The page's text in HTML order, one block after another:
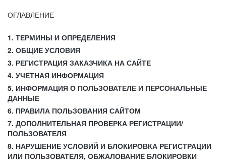
ОГЛАВЛЕНИЕ
1. ТЕРМИНЫ И ОПРЕДЕЛЕНИЯ
2. ОБЩИЕ УСЛОВИЯ
3. РЕГИСТРАЦИЯ ЗАКАЗЧИКА НА САЙТЕ
4. УЧЕТНАЯ ИНФОРМАЦИЯ
5. ИНФОРМАЦИЯ О ПОЛЬЗОВАТЕЛЕ И ПЕРСОНАЛЬНЫЕ
ДАННЫЕ
6. ПРАВИЛА ПОЛЬЗОВАНИЯ САЙТОМ
7. ДОПОЛНИТЕЛЬНАЯ ПРОВЕРКА РЕГИСТРАЦИИ/
ПОЛЬЗОВАТЕЛЯ
8. НАРУШЕНИЕ УСЛОВИЙ И БЛОКИРОВКА РЕГИСТРАЦИИ
ИЛИ ПОЛЬЗОВАТЕЛЯ, ОБЖАЛОВАНИЕ БЛОКИРОВКИ